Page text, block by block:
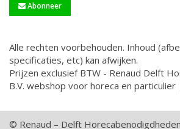
Abonneer
Alle rechten voorbehouden. Inhoud
specificaties, etc) kan afwijken.
Prijzen exclusief BTW - Renaud Delft
B.V. webshop voor horeca en
© Renaud – Delft